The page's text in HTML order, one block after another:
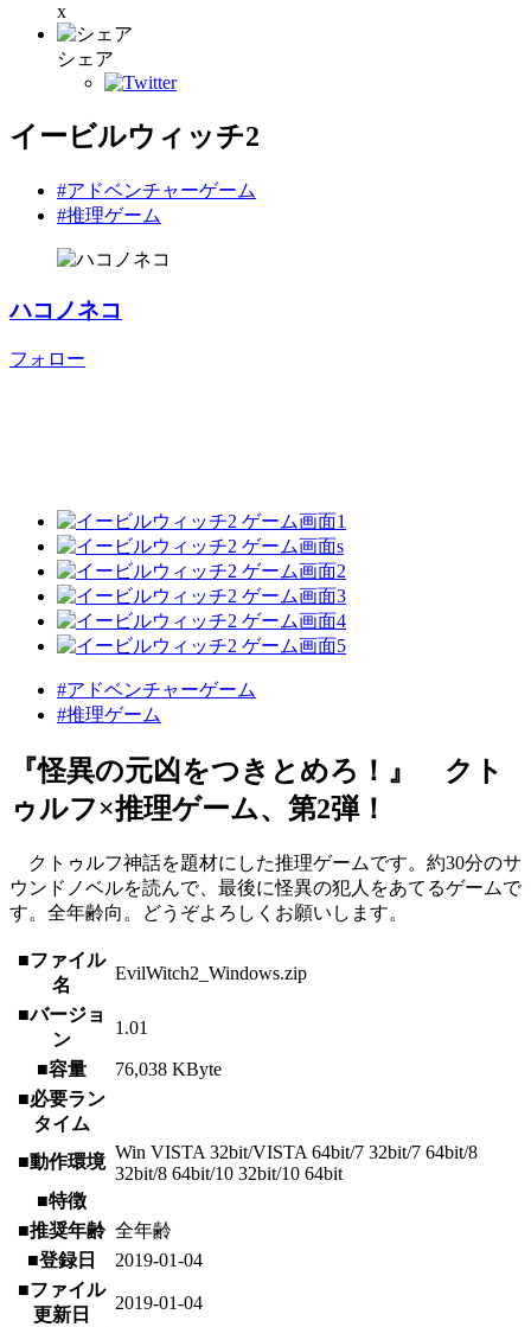
x
シェア
イービルウィッチ2
#アドベンチャーゲーム
#推理ゲーム
ハコノネコ
フォロー
#アドベンチャーゲーム
#推理ゲーム
『怪異の元凶をつきとめろ！』 クト
ゥルフ×推理ゲーム、第2弾！
クトゥルフ神話を題材にした推理ゲームです。約30分のサ
ウンドノベルを読んで、最後に怪異の犯人をあてるゲームで
す。全年齢向。どうぞよろしくお願いします。
■ファイル
名
EvilWitch2_Windows.zip
■バージョ
ン
1.01
■容量
76,038 KByte
■必要ラン
タイム
■動作環境 Win VISTA 32bit/VISTA 64bit/7 32bit/7 64bit/8
32bit/8 64bit/10 32bit/10 64bit
■特徴
■推奨年齢 全年齢
■登録日
2019-01-04
■ファイル
更新日
2019-01-04